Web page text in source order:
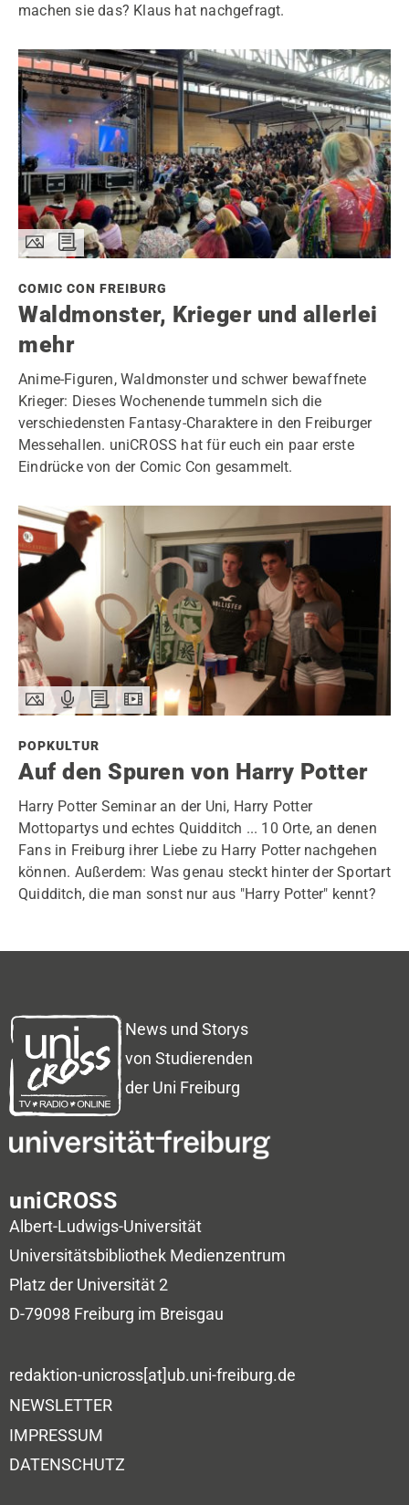
machen sie das? Klaus hat nachgefragt.
COMIC CON FREIBURG
Waldmonster, Krieger und allerlei
mehr
Anime-Figuren, Waldmonster und schwer bewaffnete
Krieger: Dieses Wochenende tummeln sich die
verschiedensten Fantasy-Charaktere in den Freiburger
Messehallen. uniCROSS hat für euch ein paar erste
Eindrücke von der Comic Con gesammelt.
POPKULTUR
Auf den Spuren von Harry Potter
Harry Potter Seminar an der Uni, Harry Potter
Mottopartys und echtes Quidditch ... 10 Orte, an denen
Fans in Freiburg ihrer Liebe zu Harry Potter nachgehen
können. Außerdem: Was genau steckt hinter der Sportart
Quidditch, die man sonst nur aus "Harry Potter" kennt?
News und Storys
von Studierenden
der Uni Freiburg
uniCROSS
Albert-Ludwigs-Universität
Universitätsbibliothek Medienzentrum
Platz der Universität 2
D-79098 Freiburg im Breisgau
redaktion-unicross[at]ub.uni-freiburg.de
NEWSLETTER
IMPRESSUM
DATENSCHUTZ